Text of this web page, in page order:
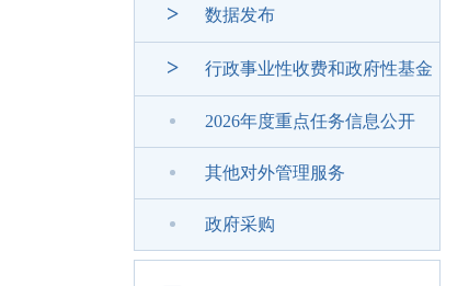
> 数据发布
> 行政事业性收费和政府性基金
2026年度重点任务信息公开
其他对外管理服务
政府采购